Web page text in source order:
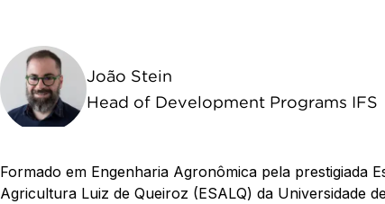
João Stein
Head of Development Programs IFS
Formado em Engenharia Agronômica pela prestigiada
Agricultura Luiz de Queiroz (ESALQ) da Universidade